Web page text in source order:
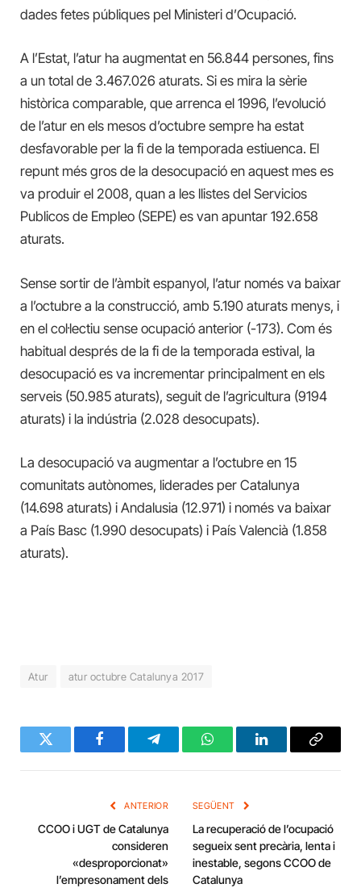
dades fetes públiques pel Ministeri d’Ocupació.
A l’Estat, l’atur ha augmentat en 56.844 persones, fins
a un total de 3.467.026 aturats. Si es mira la sèrie
històrica comparable, que arrenca el 1996, l’evolució
de l’atur en els mesos d’octubre sempre ha estat
desfavorable per la fi de la temporada estiuenca. El
repunt més gros de la desocupació en aquest mes es
va produir el 2008, quan a les llistes del Servicios
Publicos de Empleo (SEPE) es van apuntar 192.658
aturats.
Sense sortir de l’àmbit espanyol, l’atur només va baixar
a l’octubre a la construcció, amb 5.190 aturats menys, i
en el col·lectiu sense ocupació anterior (-173). Com és
habitual després de la fi de la temporada estival, la
desocupació es va incrementar principalment en els
serveis (50.985 aturats), seguit de l’agricultura (9194
aturats) i la indústria (2.028 desocupats).
La desocupació va augmentar a l’octubre en 15
comunitats autònomes, liderades per Catalunya
(14.698 aturats) i Andalusia (12.971) i només va baixar
a País Basc (1.990 desocupats) i País Valencià (1.858
aturats).
Atur atur octubre Catalunya 2017
Twitter FacebookTelegramWhatsAppLinkedInCopy
ANTERIOR
CCOO i UGT de Catalunya
consideren
«desproporcionat»
l’empresonament dels
SEGÜENT
La recuperació de l’ocupació
segueix sent precària, lenta i
inestable, segons CCOO de
Catalunya